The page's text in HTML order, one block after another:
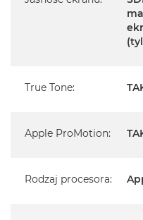
Język polski
True Tone:
Apple ProMotion:
Rodzaj procesora: